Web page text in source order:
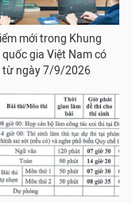
mới trong Khung
gia Việt Nam có
từ ngày 7/9/2026